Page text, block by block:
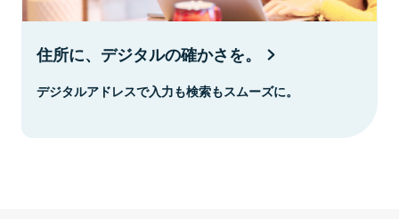
住所に、デジタルの確かさを。
デジタルアドレスで入力も検索もスムーズに。